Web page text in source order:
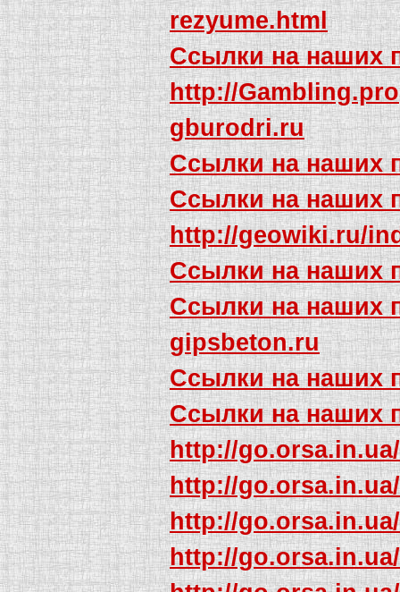
rezyume.html
Ссылки на наших
http://Gambling.pro
gburodri.ru
Ссылки на наших
Ссылки на наших
http://geowiki.ru/
Ссылки на наших
Ссылки на наших
gipsbeton.ru
Ссылки на наших
Ссылки на наших
http://
http://
http://
http://